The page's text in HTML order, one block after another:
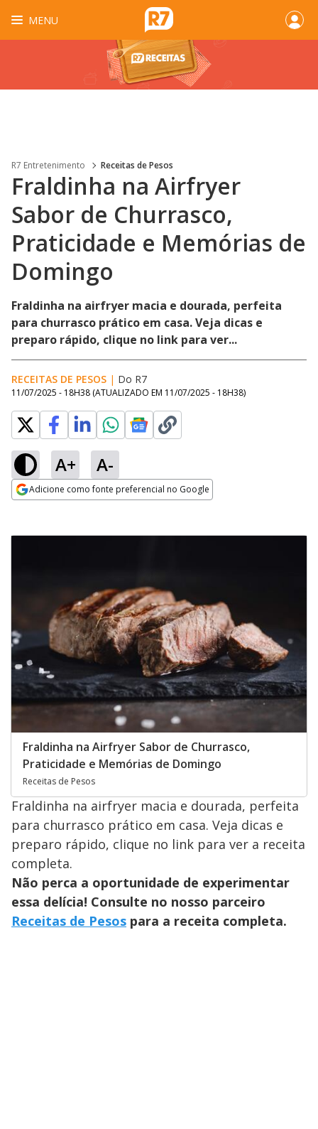
MENU
R7 Entretenimento Receitas de Pesos
Fraldinha na Airfryer
Sabor de Churrasco,
Praticidade e Memórias de
Domingo
Fraldinha na airfryer macia e dourada, perfeita
para churrasco prático em casa. Veja dicas e
preparo rápido, clique no link para ver...
RECEITAS DE PESOS | Do R7
11/07/2025 - 18H38 (ATUALIZADO EM 11/07/2025 - 18H38)
A+ A-
Adicione como fonte preferencial no Google
Fraldinha na Airfryer Sabor de Churrasco,
Praticidade e Memórias de Domingo
Receitas de Pesos
Fraldinha na airfryer macia e dourada, perfeita
para churrasco prático em casa. Veja dicas e
preparo rápido, clique no link para ver a receita
completa.
Não perca a oportunidade de experimentar
essa delícia! Consulte no nosso parceiro
Receitas de Pesos para a receita completa.